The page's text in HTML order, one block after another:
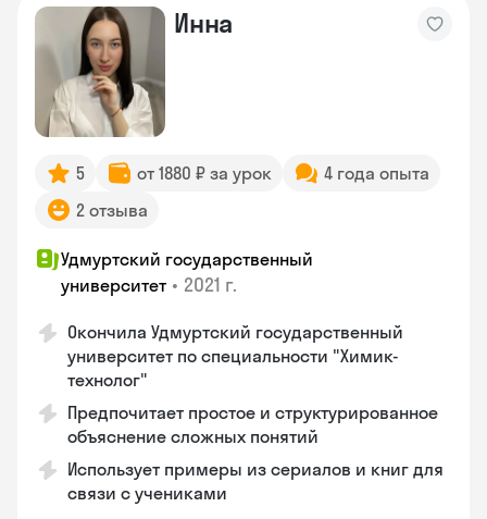
Инна
5 от 1880 ₽ за урок
4 года опыта
2 отзыва
Удмуртский государственный
университет • 2021 г.
Окончила Удмуртский государственный
университет по специальности "Химик-
технолог"
Предпочитает простое и структурированное
объяснение сложных понятий
Использует примеры из сериалов и книг для
связи с учениками